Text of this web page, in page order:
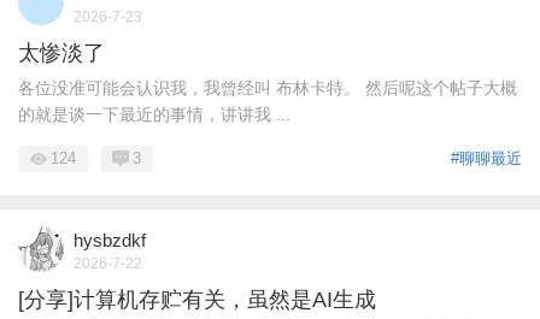
2026-7-23
太惨淡了
各位没准可能会认识我，我曾经叫 布林卡特。 然后呢这个帖子大概
的就是谈一下最近的事情，讲讲我 ...
#聊聊最近
124 3
hysbzdkf
2026-7-22
[分享]计算机存贮有关，虽然是AI生成